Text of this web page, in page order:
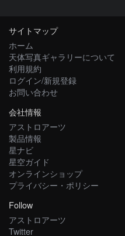
サイトマップ
ホーム
天体写真ギャラリーについて
利用規約
ログイン/新規登録
お問い合わせ
会社情報
アストロアーツ
製品情報
星ナビ
星空ガイド
オンラインショップ
プライバシー・ポリシー
Follow
アストロアーツ
Twitter